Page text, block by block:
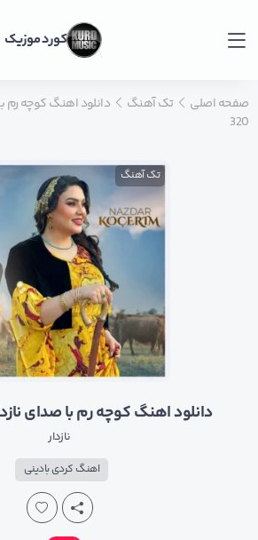
کورد موزیک
صفحه اصلی تک آهنگ
دانلود اهنگ کوچه رم
320
تک آهنگ
دانلود اهنگ کوچه رم با صدای نازدار
نازدار
اهنگ کردی بادینی